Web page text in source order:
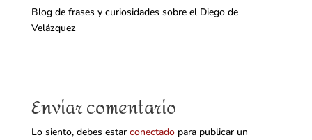
Blog de frases y curiosidades sobre el Diego de
Velázquez
Enviar comentario
Lo siento, debes estar conectadopara publicar un